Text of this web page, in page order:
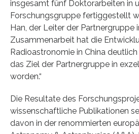
insgesamt fünf Doktorarbeiten in
Forschungsgruppe fertiggestellt
Han, der Leiter der Partnergruppe
Zusammenarbeit hat die
Radioastronomie in China
das Ziel der Partnergruppe in
worden.“
Die Resultate des
wissenschaftliche Publikationen
davon in der renommierten